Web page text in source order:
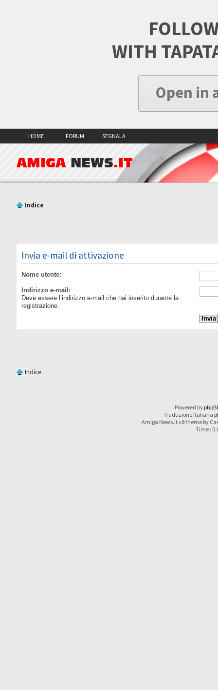
WITH
Open in
HOME FORUM SEGNALA
AMIGA NEWS.IT
Indice
Invia e-mail di attivazione
Nome utente:
Indirizzo e-mail:
Deve essere l’indirizzo e-mail che hai inserito durante la
registrazione.
Indice
Powered by
Traduzione Italiana
Amiga News.it v8 theme by
Time :